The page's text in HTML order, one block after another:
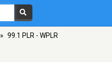
» 99.1 PLR - WPLR